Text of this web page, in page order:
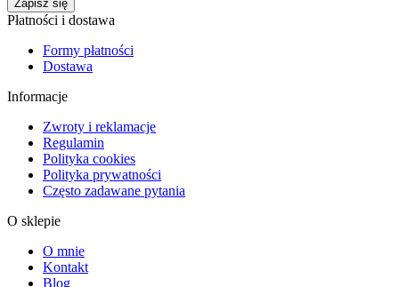
Płatności i dostawa
Formy płatności
Dostawa
Informacje
Zwroty i reklamacje
Regulamin
Polityka cookies
Polityka prywatności
Często zadawane pytania
O sklepie
O mnie
Kontakt
Blog